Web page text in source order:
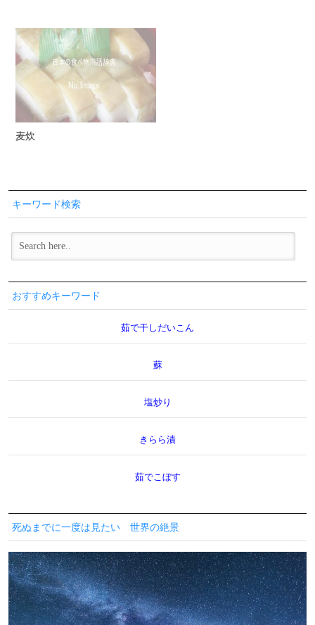
麦炊
キーワード検索
おすすめキーワード
茹で干しだいこん
蘇
塩炒り
きらら漬
茹でこぼす
死ぬまでに一度は見たい 世界の絶景